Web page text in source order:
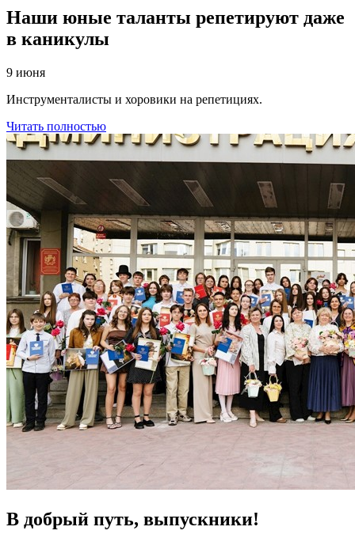
Наши юные таланты репетируют даже
в каникулы
9 июня
Инструменталисты и хоровики на репетициях.
Читать полностью
В добрый путь, выпускники!